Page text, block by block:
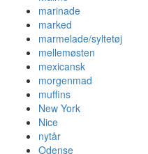
marinade
marked
marmelade/syltetøj
mellemøsten
mexicansk
morgenmad
muffins
New York
Nice
nytår
Odense